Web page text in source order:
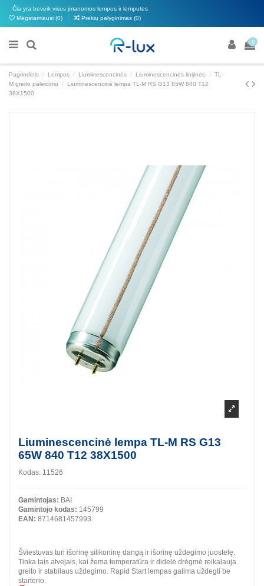
Čia yra beveik visos įmanomos lempos ir lemputės
Mėgstamiausi (0) Prekių palyginimas (0)
0
Pagrindinis Lempos Liuminescencinės Liuminescencinės linijinės
TL-
M greito paleidimo
Liuminescencinė lempa TL-M RS G13 65W 840 T12
38X1500
Liuminescencinė lempa TL-M RS G13
65W 840 T12 38X1500
Kodas: 11526
Gamintojas: BAI
Gamintojo kodas: 145799
EAN: 8714681457993
Šviestuvas turi išorinę silikoninę dangą ir išorinę uždegimo juostelę.
Tinka tais atvejais, kai žema temperatūra ir didelė drėgmė reikalauja
greito ir stabilaus uždegimo. Rapid Start lempas galima uždegti be
starterio.